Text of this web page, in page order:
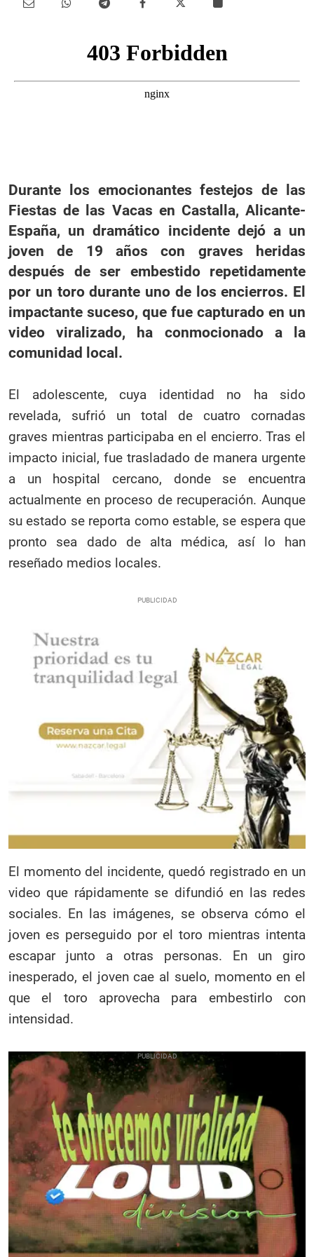
Durante los emocionantes festejos de las
Fiestas de las Vacas en Castalla, Alicante-
España, un dramático incidente dejó a un
joven de 19 años con graves heridas
después de ser embestido repetidamente
por un toro durante uno de los encierros. El
impactante suceso, que fue capturado en un
video viralizado, ha conmocionado a la
comunidad local.
El adolescente, cuya identidad no ha sido
revelada, sufrió un total de cuatro cornadas
graves mientras participaba en el encierro. Tras el
impacto inicial, fue trasladado de manera urgente
a un hospital cercano, donde se encuentra
actualmente en proceso de recuperación. Aunque
su estado se reporta como estable, se espera que
pronto sea dado de alta médica, así lo han
reseñado medios locales.
El momento del incidente, quedó registrado en un
video que rápidamente se difundió en las redes
sociales. En las imágenes, se observa cómo el
joven es perseguido por el toro mientras intenta
escapar junto a otras personas. En un giro
inesperado, el joven cae al suelo, momento en el
que el toro aprovecha para embestirlo con
intensidad.